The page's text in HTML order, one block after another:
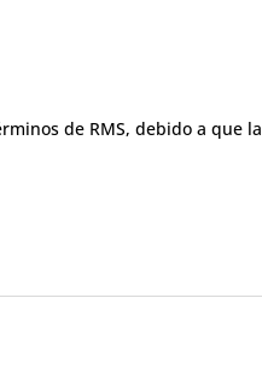
de RMS, debido a que la